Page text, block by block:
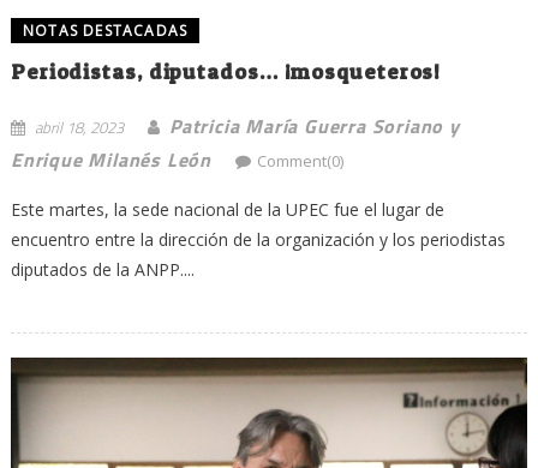
NOTAS DESTACADAS
Periodistas, diputados… ¡mosqueteros!
abril 18, 2023
Patricia María Guerra Soriano y
Enrique Milanés León
Comment(0)
Este martes, la sede nacional de la UPEC fue el lugar de
encuentro entre la dirección de la organización y los periodistas
diputados de la ANPP....